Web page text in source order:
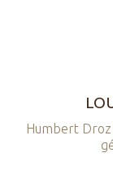
Humbert